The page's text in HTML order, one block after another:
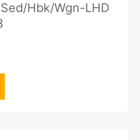
Hbk/Wgn-LHD